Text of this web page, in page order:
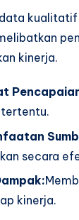
kualitatif
kinerja.
secara
kinerja.